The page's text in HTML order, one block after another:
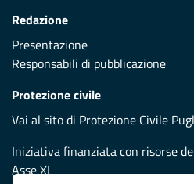
Redazione
Presentazione
Responsabili di pubblicazione
Protezione civile
Vai al sito di Protezione Civile
Iniziativa finanziata con risorse
Asse XI